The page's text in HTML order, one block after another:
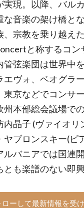
実現。以降、バル
な音楽の架け橋と
、宗教を乗り越え
と称するコ
管弦楽団は世界中
エヴォ、ベオグラ
東京などでコンサ
州本部総会議場で
内晶子 (ヴァイオ
ヤブロンスキー(ピ
ルバニアでは国連
とも楽譜のない即
ローして最新情報を受